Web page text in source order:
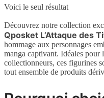
Voici le seul résultat
Découvrez notre collection
Qposket L’Attaque des
hommage aux personnages
manga captivant. Idéales pour
collectionneurs, ces figurines
tout ensemble de produits